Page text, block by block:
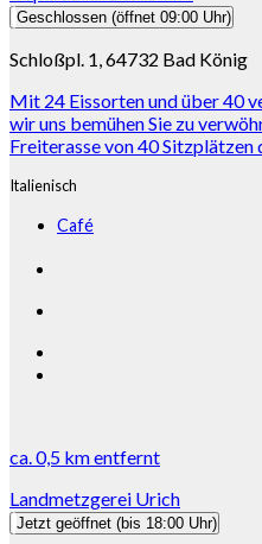
Geschlossen (öffnet 09:00 Uhr)
Schloßpl. 1, 64732 Bad König
Mit 24 Eissorten und über 40
wir uns bemühen Sie zu
Freiterasse von 40 Sitzplätzen
Italienisch
Café
ca. 0,5 kmentfernt
Landmetzgerei Urich
Jetzt geöffnet (bis 18:00 Uhr)